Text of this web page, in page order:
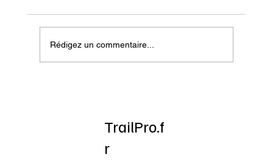
Onatera : Pour affronter l’hiver
Rédigez un commentaire...
TrailPro.f
r